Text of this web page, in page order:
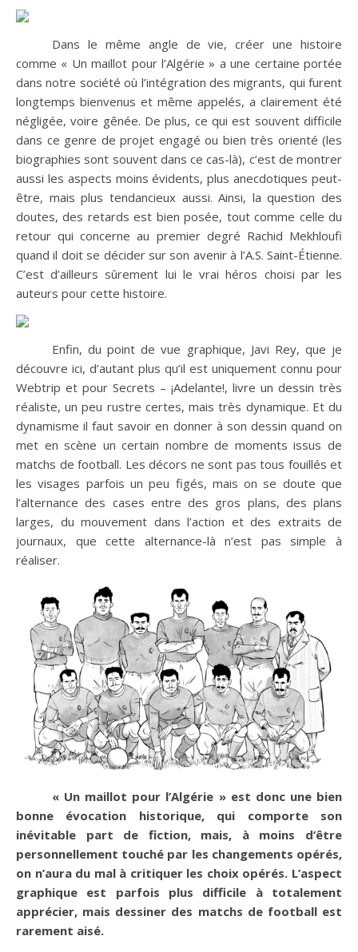
Dans le même angle de vie, créer une histoire
comme « Un maillot pour l’Algérie » a une certaine portée
dans notre société où l’intégration des migrants, qui furent
longtemps bienvenus et même appelés, a clairement été
négligée, voire gênée. De plus, ce qui est souvent difficile
dans ce genre de projet engagé ou bien très orienté (les
biographies sont souvent dans ce cas-là), c’est de montrer
aussi les aspects moins évidents, plus anecdotiques peut-
être, mais plus tendancieux aussi. Ainsi, la question des
doutes, des retards est bien posée, tout comme celle du
retour qui concerne au premier degré Rachid Mekhloufi
quand il doit se décider sur son avenir à l’A.S. Saint-Étienne.
C’est d’ailleurs sûrement lui le vrai héros choisi par les
auteurs pour cette histoire.
Enfin, du point de vue graphique, Javi Rey, que je
découvre ici, d’autant plus qu’il est uniquement connu pour
Webtrip et pour Secrets – ¡Adelante!, livre un dessin très
réaliste, un peu rustre certes, mais très dynamique. Et du
dynamisme il faut savoir en donner à son dessin quand on
met en scène un certain nombre de moments issus de
matchs de football. Les décors ne sont pas tous fouillés et
les visages parfois un peu figés, mais on se doute que
l’alternance des cases entre des gros plans, des plans
larges, du mouvement dans l’action et des extraits de
journaux, que cette alternance-là n’est pas simple à
réaliser.
« Un maillot pour l’Algérie » est donc une bien
bonne évocation historique, qui comporte son
inévitable part de fiction, mais, à moins d’être
personnellement touché par les changements opérés,
on n’aura du mal à critiquer les choix opérés. L’aspect
graphique est parfois plus difficile à totalement
apprécier, mais dessiner des matchs de football est
rarement aisé.